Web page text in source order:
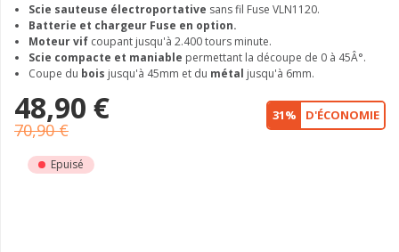
Scie sauteuse électroportative sans fil Fuse VLN1120.
Batterie et chargeur Fuse en option.
Moteur vif coupant jusqu'à 2.400 tours minute.
Scie compacte et maniable permettant la découpe de 0 à 45Â°.
Coupe du bois jusqu'à 45mm et du métal jusqu'à 6mm.
48,90 €
70,90 €
31% D'ÉCONOMIE
Epuisé